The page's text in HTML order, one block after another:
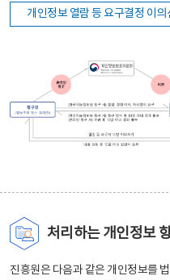
개인정보 열람 등 요구결정 이의
처리하는 개인정보
진흥원은 다음과 같은 개인정보를